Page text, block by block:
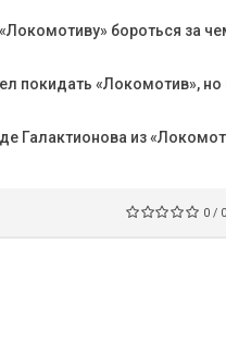
бороться за
покидать «Локомотив»,
Галактионова из
0 / 0